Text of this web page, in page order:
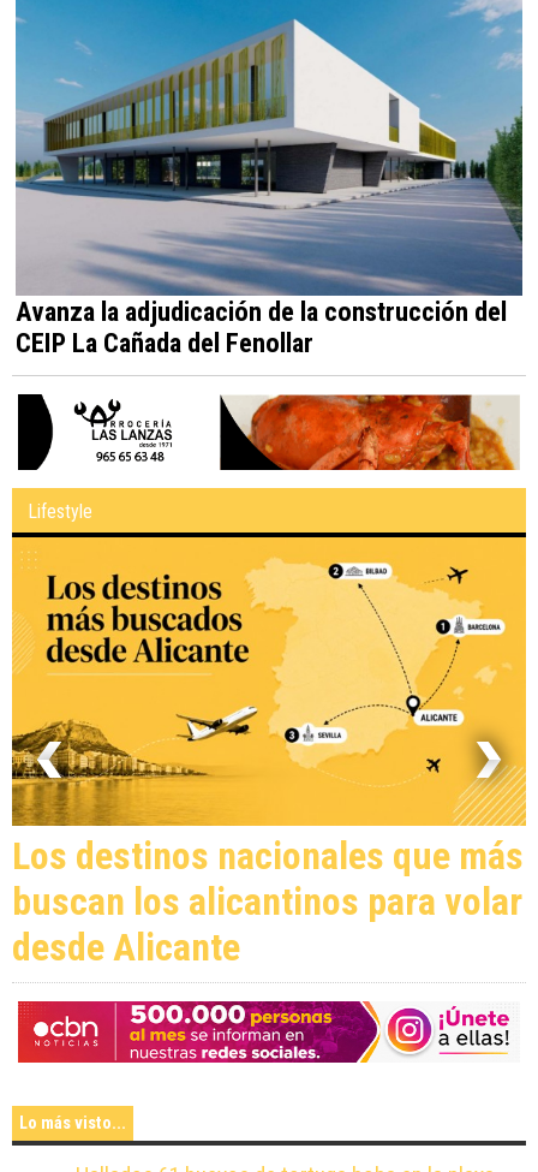
Avanza la adjudicación de la construcción del
CEIP La Cañada del Fenollar
Lifestyle
Los destinos nacionales que más
buscan los alicantinos para volar
desde Alicante
Lo más visto...